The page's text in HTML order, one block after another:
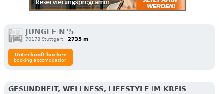
JUNGLE N°5
70178 Stuttgart 2735 m
Unterkunft buchen
booking accomodation
GESUNDHEIT, WELLNESS, LIFESTYLE IM KREIS